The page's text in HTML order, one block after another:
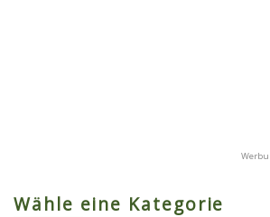
Wähle eine Kategorie